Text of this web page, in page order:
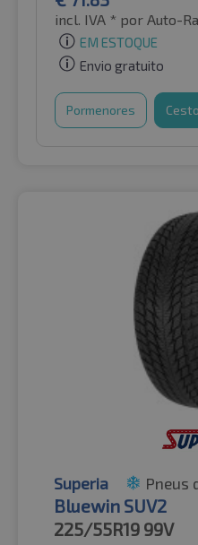
incl. IVA * por Auto-
EM ESTOQUE
Envio gratuito
Pormenores
Superia Pneus
Bluewin SUV2
225/55R19 99V